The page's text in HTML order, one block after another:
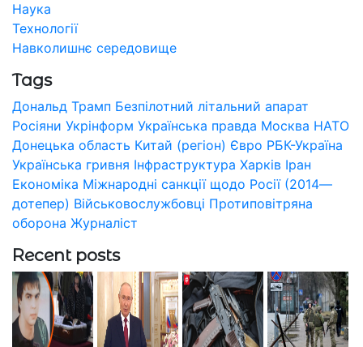
Наука
Технології
Навколишнє середовище
Tags
Дональд Трамп Безпілотний літальний апарат
Росіяни Укрінформ Українська правда Москва НАТО
Донецька область Китай (регіон) Євро РБК-Україна
Українська гривня Інфраструктура Харків Іран
Економіка Міжнародні санкції щодо Росії (2014—
дотепер) Військовослужбовці Протиповітряна
оборона Журналіст
Recent posts